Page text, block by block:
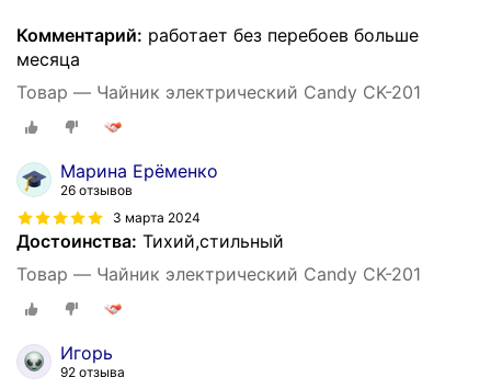
Комментарий: работает без перебоев больше
месяца
Товар — Чайник электрический Candy CK-201
Марина Ерёменко
26 отзывов
3 марта 2024
Достоинства: Тихий,стильный
Товар — Чайник электрический Candy CK-201
Игорь
92 отзыва